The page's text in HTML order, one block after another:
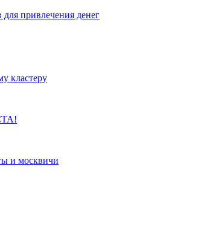
привлечения денег
кластеру
и москвичи